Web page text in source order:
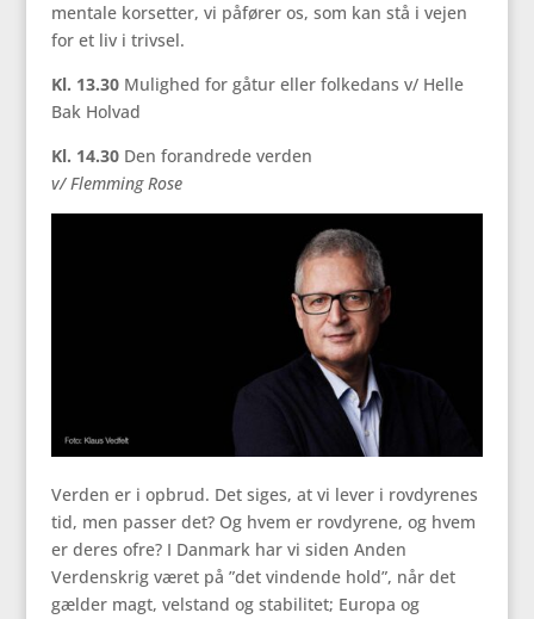
mentale korsetter, vi påfører os, som kan stå i vejen
for et liv i trivsel.
Kl. 13.30Mulighed for gåtur eller folkedans v/ Helle
Bak Holvad
Kl. 14.30Den forandrede verden
v/ Flemming Rose
Verden er i opbrud. Det siges, at vi lever i rovdyrenes
tid, men passer det? Og hvem er rovdyrene, og hvem
er deres ofre? I Danmark har vi siden Anden
Verdenskrig været på ”det vindende hold”, når det
gælder magt, velstand og stabilitet; Europa og